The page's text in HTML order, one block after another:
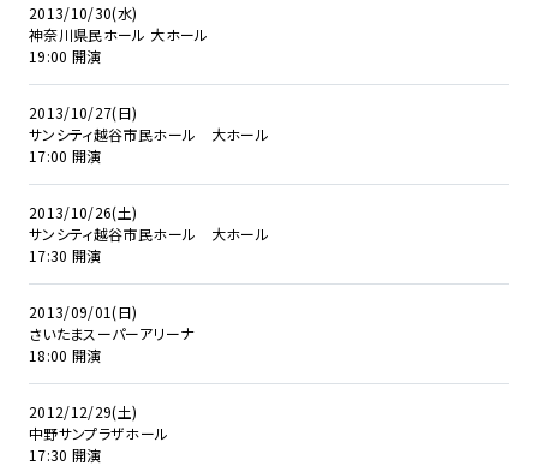
2013/10/30(水)
神奈川県民ホール 大ホール
19:00 開演
2013/10/27(日)
サンシティ越谷市民ホール 大ホール
17:00 開演
2013/10/26(土)
サンシティ越谷市民ホール 大ホール
17:30 開演
2013/09/01(日)
さいたまスーパーアリーナ
18:00 開演
2012/12/29(土)
中野サンプラザホール
17:30 開演